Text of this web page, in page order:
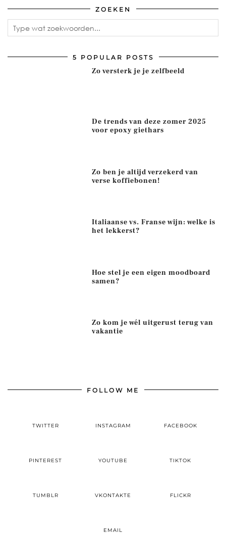
ZOEKEN
5 POPULAR POSTS
Zo versterk je je zelfbeeld
De trends van deze zomer 2025
voor epoxy giethars
Zo ben je altijd verzekerd van
verse koffiebonen!
Italiaanse vs. Franse wijn: welke is
het lekkerst?
Hoe stel je een eigen moodboard
samen?
Zo kom je wél uitgerust terug van
vakantie
FOLLOW ME
TWITTER INSTAGRAM FACEBOOK
PINTEREST YOUTUBE TIKTOK
TUMBLR VKONTAKTE FLICKR
EMAIL